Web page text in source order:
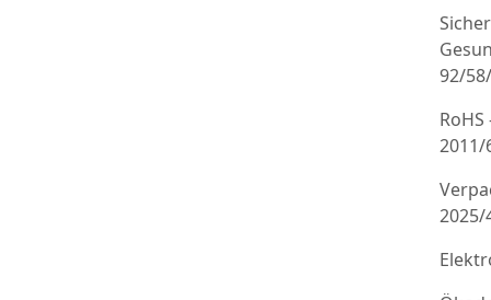
92/
2011/
2025/